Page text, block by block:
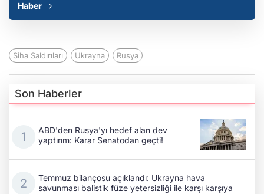
Haber
Siha Saldırıları Ukrayna Rusya
Son Haberler
ABD'den Rusya'yı hedef alan dev
yaptırım: Karar Senatodan geçti!
Temmuz bilançosu açıklandı: Ukrayna hava
savunması balistik füze yetersizliği ile karşı karşıya